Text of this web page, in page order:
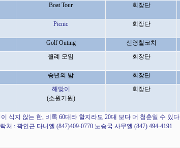
Boat Tour 회장단
Picnic 회장단
Golf Outing 신영철코치
월례 모임 회장단
송년의 밤 회장단
해맞이
(소원기원)
회장단
식지 않는 한, 비록 60대라 할지라도 20대 보다 더 청춘일 수 있다
처 : 곽인근 다니엘(847)409-0770 노승국 사무엘(847) 494-4191